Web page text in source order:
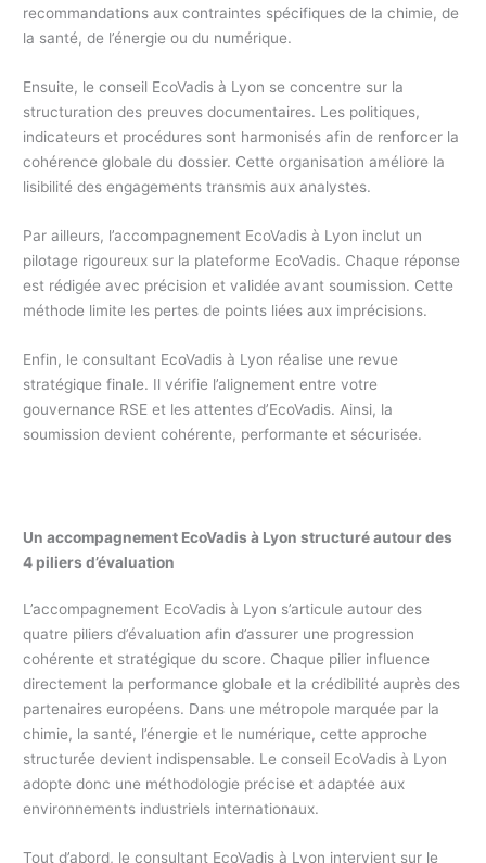
recommandations aux contraintes spécifiques de la chimie, de
la santé, de l’énergie ou du numérique.
Ensuite, le conseil EcoVadis à Lyon se concentre sur la
structuration des preuves documentaires. Les politiques,
indicateurs et procédures sont harmonisés afin de renforcer la
cohérence globale du dossier. Cette organisation améliore la
lisibilité des engagements transmis aux analystes.
Par ailleurs, l’accompagnement EcoVadis à Lyon inclut un
pilotage rigoureux sur la plateforme EcoVadis. Chaque réponse
est rédigée avec précision et validée avant soumission. Cette
méthode limite les pertes de points liées aux imprécisions.
Enfin, le consultant EcoVadis à Lyon réalise une revue
stratégique finale. Il vérifie l’alignement entre votre
gouvernance RSE et les attentes d’EcoVadis. Ainsi, la
soumission devient cohérente, performante et sécurisée.
Un accompagnement EcoVadis à Lyon structuré autour des
4 piliers d’évaluation
L’accompagnement EcoVadis à Lyon s’articule autour des
quatre piliers d’évaluation afin d’assurer une progression
cohérente et stratégique du score. Chaque pilier influence
directement la performance globale et la crédibilité auprès des
partenaires européens. Dans une métropole marquée par la
chimie, la santé, l’énergie et le numérique, cette approche
structurée devient indispensable. Le conseil EcoVadis à Lyon
adopte donc une méthodologie précise et adaptée aux
environnements industriels internationaux.
Tout d’abord, le consultant EcoVadis à Lyon intervient sur le